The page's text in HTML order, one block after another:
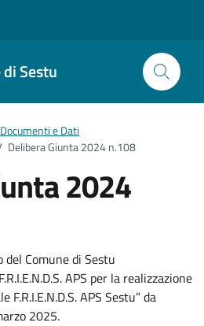
Sestu
Documenti e Dati
Delibera Giunta 2024 n.108
2024
del Comune di Sestu
APS per la realizzazione
F.R.I.E.N.D.S. APS Sestu” da
2025.